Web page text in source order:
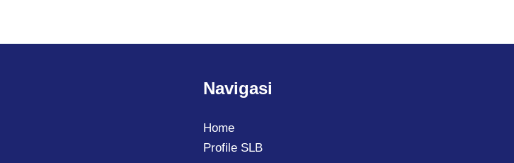
Navigasi
Home
Profile SLB